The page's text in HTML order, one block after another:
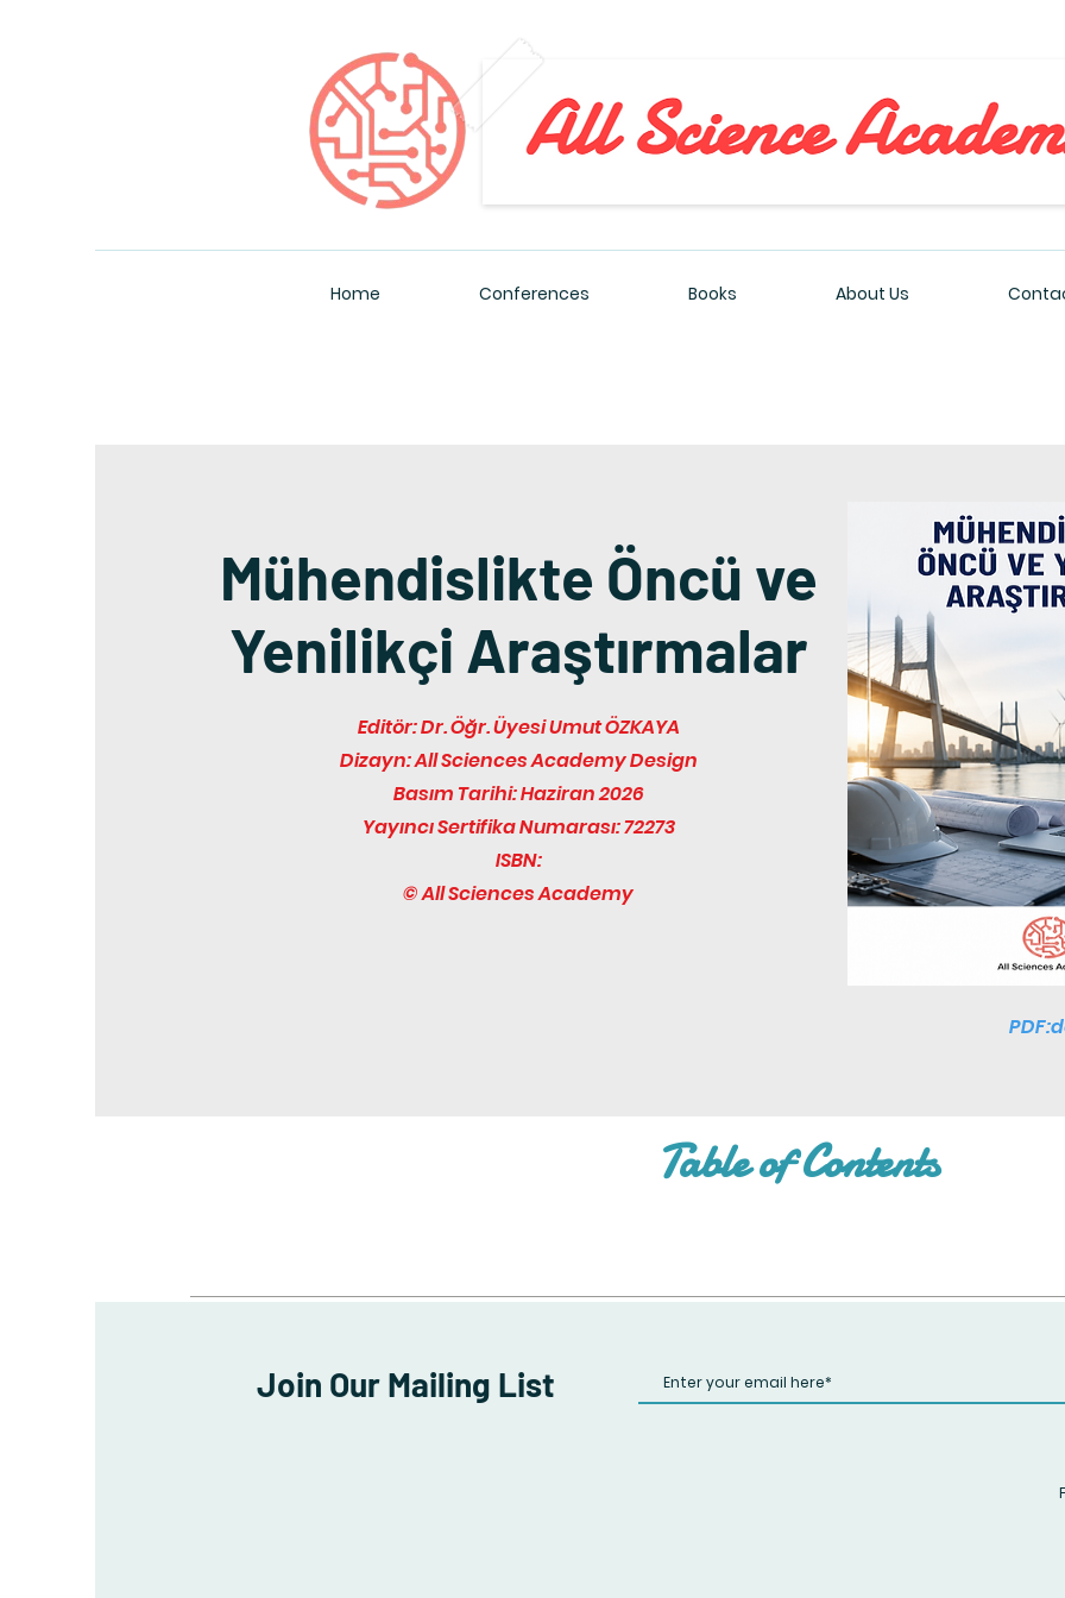
All Sciences Academy
Home Conferences Books About Us
Mühendislikte Öncü ve
Yenilikçi Araştırmalar
Editör: Dr. Öğr. Üyesi Umut ÖZKAYA
Dizayn: All Sciences Academy Design
Basım Tarihi: Haziran 2026
Yayıncı Sertifika Numarası: 72273
ISBN:
© All Sciences Academy
Table of Contents
Join Our Mailing List